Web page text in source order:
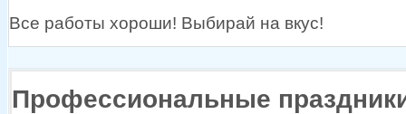
Все работы хороши! Выбирай на вкус!
Профессиональные